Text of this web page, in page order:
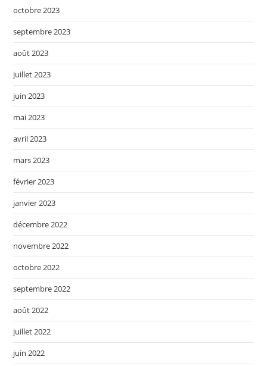
octobre 2023
septembre 2023
août 2023
juillet 2023
juin 2023
mai 2023
avril 2023
mars 2023
février 2023
janvier 2023
décembre 2022
novembre 2022
octobre 2022
septembre 2022
août 2022
juillet 2022
juin 2022